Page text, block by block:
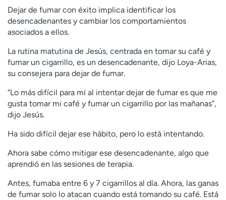
Dejar de fumar con éxito implica identificar los
desencadenantes y cambiar los comportamientos
asociados a ellos.
La rutina matutina de Jesús, centrada en tomar su café y
fumar un cigarrillo, es un desencadenante, dijo Loya-Arias,
su consejera para dejar de fumar.
“Lo más difícil para mí al intentar dejar de fumar es que me
gusta tomar mi café y fumar un cigarrillo por las mañanas”,
dijo Jesús.
Ha sido difícil dejar ese hábito, pero lo está intentando.
Ahora sabe cómo mitigar ese desencadenante, algo que
aprendió en las sesiones de terapia.
Antes, fumaba entre 6 y 7 cigarrillos al día. Ahora, las ganas
de fumar solo lo atacan cuando está tomando su café. Está